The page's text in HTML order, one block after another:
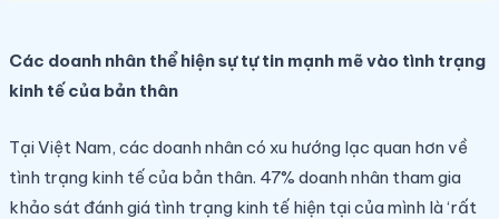
Các doanh nhân thể hiện sự tự tin mạnh mẽ vào tình trạng
kinh tế của bản thân
Tại Việt Nam, các doanh nhân có xu hướng lạc quan hơn về
tình trạng kinh tế của bản thân. 47% doanh nhân tham gia
khảo sát đánh giá tình trạng kinh tế hiện tại của mình là ‘rất